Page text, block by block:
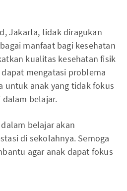
Jakarta, tidak diragukan
manfaat bagi kesehatan
kualitas kesehatan fisik
mengatasi problema
untuk anak yang tidak fokus
belajar.
belajar akan
di sekolahnya. Semoga
agar anak dapat fokus